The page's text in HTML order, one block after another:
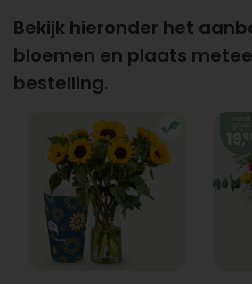
Bekijk hieronder het
bloemen en plaats
bestelling.